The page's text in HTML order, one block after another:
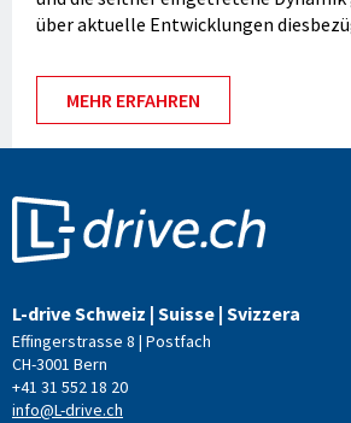
über aktuelle Entwicklungen
MEHR ERFAHREN
L-drive Schweiz | Suisse | Svizzera
Effingerstrasse 8 | Postfach
CH-3001 Bern
+41 31 552 18 20
info@L-drive.ch